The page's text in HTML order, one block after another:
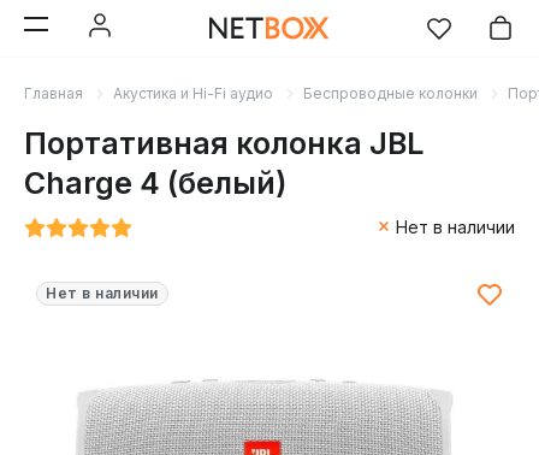
Главная Акустика и Hi-Fi аудио Беспроводные колонки
Портативная колонка JBL
Charge 4 (белый)
Нет в наличии
Нет в наличии